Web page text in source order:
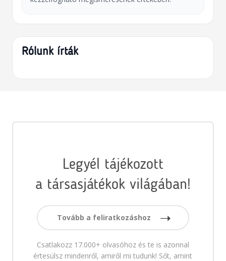
Rólunk írták
Legyél tájékozott
a társasjátékok világában!
Tovább a feliratkozáshoz
Csatlakozz 17.000+ olvasóhoz és te is azonnal
értesülsz mindenről, amiről mi tudunk! Sőt, amint